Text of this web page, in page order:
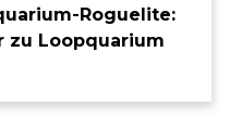
Roguelite:
zu Loopquarium